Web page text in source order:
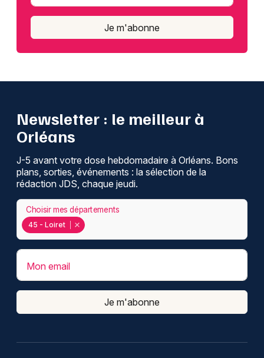
Je m'abonne
Newsletter : le meilleur à
Orléans
J-5 avant votre dose hebdomadaire à Orléans. Bons
plans, sorties, événements : la sélection de la
rédaction JDS, chaque jeudi.
45 - Loiret
Choisir mes départements
Mon email
Je m'abonne